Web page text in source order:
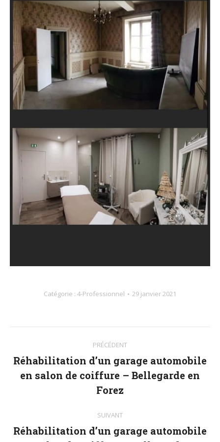
Catégorie : 4-Professionnel 29 janvier 2021
Navigation
album
PRÉCÉDENT
Album
précédent
Réhabilitation d’un garage automobile
en salon de coiffure – Bellegarde en
Forez
SUIVANT
Réhabilitation d’un garage automobile